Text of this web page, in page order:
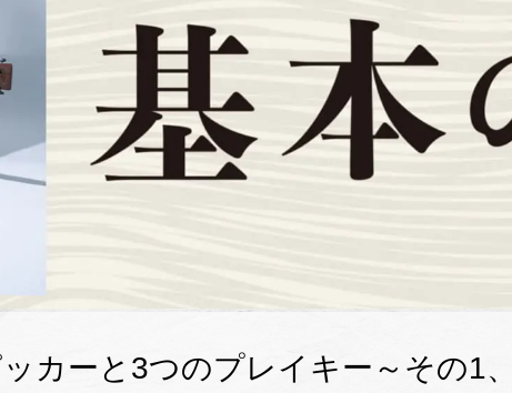
カーと3つのプレイキー～その1